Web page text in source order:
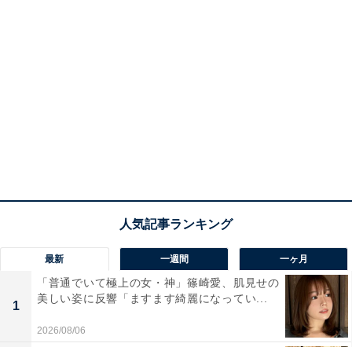
最新 一週間 一ヶ月
1
「普通でいて極上の女・神」篠崎愛、肌見せの
美しい姿に反響「ますます綺麗になってい...
2026/08/06